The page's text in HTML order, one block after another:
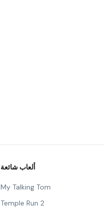
ألعاب شائعة
My Talking Tom
Temple Run 2